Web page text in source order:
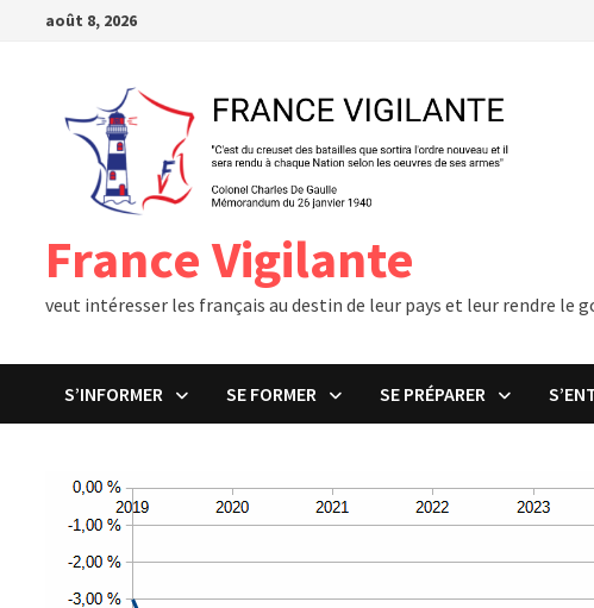
Passeraoût 8, 2026
France Vigilante
veut intéresser les français au destin de leur pays et leur rendre le
S’INFORMER SE FORMER SE PRÉPARER